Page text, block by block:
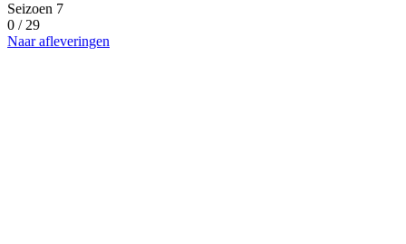
Seizoen 7
0 / 29
Naar afleveringen